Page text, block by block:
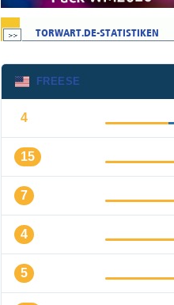
FREESE
4
15
7
4
5